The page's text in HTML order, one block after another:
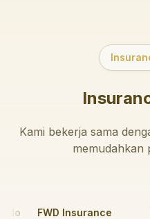
Kami bekerja sama
memudahkan
FWD Insurance